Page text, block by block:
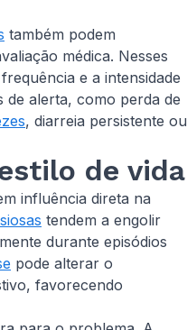
também podem
médica. Nesses
e a intensidade
de alerta, como perda de
, diarreia persistente ou
de vida
influência direta na
tendem a engolir
durante episódios
pode alterar o
favorecendo